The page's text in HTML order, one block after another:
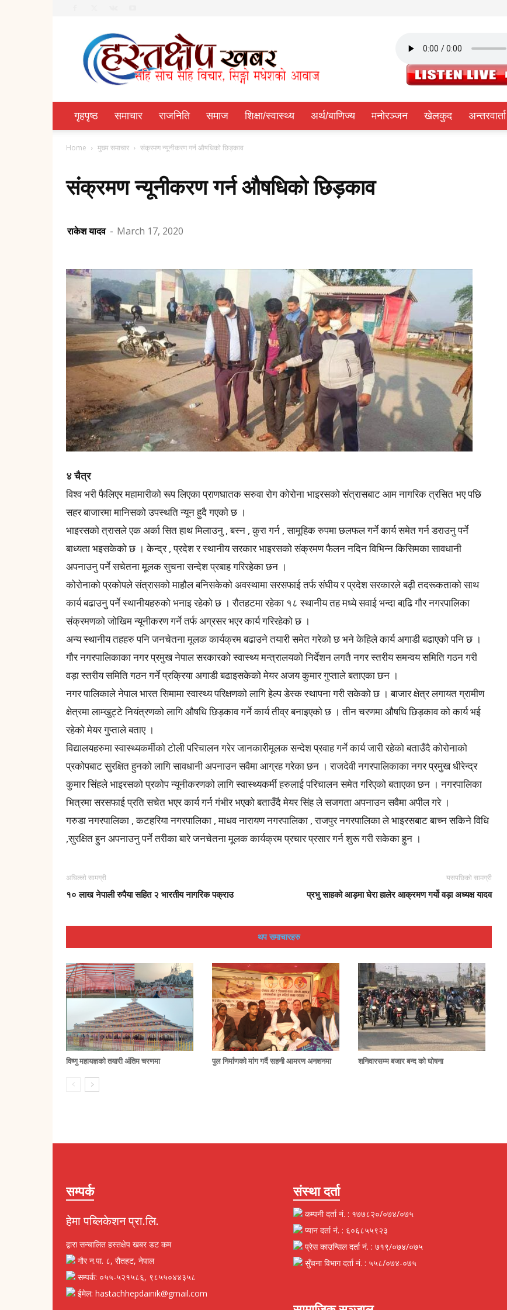
Hastachhep
Dainik
गृहपृष्ठ समाचार राजनिति समाज शिक्षा/स्वास्थ्य अर्थ/बाणिज्य मनोरञ्जन खेलकुद अन्तरवार्ता
Home मुख्य समाचार संक्रमण न्यूनीकरण गर्न औषधिको छिड़काव
संक्रमण न्यूनीकरण गर्न औषधिको छिड़काव
राकेश यादव - March 17, 2020
४ चैत्र
विश्व भरी फैलिएर महामारीको रूप लिएका प्राणघातक सरुवा रोग कोरोना भाइरसको संत्रासबाट आम नागरिक त्रसित भए पछि
सहर बाजारमा मानिसको उपस्थति न्यून हुदै गएको छ ।
भाइरसको त्रासले एक अर्का सित हाथ मिलाउनु , बस्न , कुरा गर्न , सामूहिक रुपमा छलफल गर्ने कार्य समेत गर्न डराउनु पर्ने
बाध्यता भइसकेको छ । केन्द्र , प्रदेश र स्थानीय सरकार भाइरसको संक्रमण फैलन नदिन विभिन्न किसिमका सावधानी
अपनाउनु पर्ने सचेतना मूलक सुचना सन्देश प्रबाह गरिरहेका छन ।
कोरोनाको प्रकोपले संत्रासको माहौल बनिसकेको अवस्थामा सरसफाई तर्फ संघीय र प्रदेश सरकारले बढ़ी तदरूकताको साथ
कार्य बढाउनु पर्ने स्थानीयहरुको भनाइ रहेको छ । रौतहटमा रहेका १८ स्थानीय तह मध्ये सवाई भन्दा बाढि़ गौर नगरपालिका
संक्रमणको जोखिम न्यूनीकरण गर्ने तर्फ अग्रसर भएर कार्य गरिरहेको छ ।
अन्य स्थानीय तहहरु पनि जनचेतना मूलक कार्यक्रम बढाउने तयारी समेत गरेको छ भने केहिले कार्य अगाडी बढाएको पनि छ ।
गौर नगरपालिकाका नगर प्रमुख नेपाल सरकारको स्वास्थ्य मन्त्रालयको निर्देशन लगतै नगर स्तरीय समन्वय समिति गठन गरी
वड़ा स्तरीय समिति गठन गर्ने प्रक्रिया अगाडी बढाइसकेको मेयर अजय कुमार गुप्ताले बताएका छन ।
नगर पालिकाले नेपाल भारत सिमामा स्वास्थ्य परिक्षणको लागि हेल्प डेस्क स्थापना गरी सकेको छ । बाजार क्षेत्र लगायत ग्रामीण
क्षेत्रमा लाम्खुट्टे नियंत्रणको लागि औषधि छिड़काव गर्ने कार्य तीव्र बनाइएको छ । तीन चरणमा औषधि छिड़काव को कार्य भई
रहेको मेयर गुप्ताले बताए ।
विद्यालयहरुमा स्वास्थ्यकर्मीको टोली परिचालन गरेर जानकारीमूलक सन्देश प्रवाह गर्ने कार्य जारी रहेको बताउँदै कोरोनाको
प्रकोपबाट सुरक्षित हुनको लागि सावधानी अपनाउन सवैमा आग्रह गरेका छन । राजदेवी नगरपालिकाका नगर प्रमुख धीरेन्द्र
कुमार सिंहले भाइरसको प्रकोप न्यूनीकरणको लागि स्वास्थ्यकर्मी हरुलाई परिचालन समेत गरिएको बताएका छन । नगरपालिका
भित्रमा सरसफाई प्रति सचेत भएर कार्य गर्न गंभीर भएको बताउँदै मेयर सिंह ले सजगता अपनाउन सवैमा अपील गरे ।
गरुडा नगरपालिका , कटहरिया नगरपालिका , माधव नारायण नगरपालिका , राजपुर नगरपालिका ले भाइरसबाट बाच्न सकिने विधि
,सुरक्षित हुन अपनाउनु पर्ने तरीका बारे जनचेतना मूलक कार्यक्रम प्रचार प्रसार गर्न शुरू गरी सकेका हुन ।
अघिल्लो सामग्री
१० लाख नेपाली रुपैया सहित २ भारतीय नागरिक पक्राउ
यसपछिको सामग्री
प्रभु साहको आड़मा घेरा हालेर आक्रमण गर्यो वड़ा अध्यक्ष यादव
थप समाचारहरु
विष्णु महायज्ञको तयारी अंतिम चरणमा पुल निर्माणको मांग गर्दै सहनी आमरण अनशनमा शनिवारसम्म बजार बन्द को घोषना
सम्पर्क
हेमा पब्लिकेशन प्रा.लि.
द्वारा सन्चालित हस्तक्षेप खबर डट कम
गौर न.पा. ८, रौतहट, नेपाल
सम्पर्क: ०५५-५२१५८६, ९८५५०४४३५८
ईमेल: hastachhepdainik@gmail.com
संस्था दर्ता
कम्पनी दर्ता नं. : १७७८२०/०७४/०७५
प्यान दर्ता नं. : ६०६८५५९२३
प्रेस काउन्सिल दर्ता नं. : ७१९/०७४/०७५
सुँचना विभाग दर्ता नं. : ५५८/०७४-०७५